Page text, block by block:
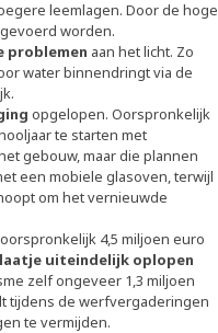
leemlagen. Door de hoge
worden.
problemen aan het licht. Zo
water binnendringt via de
opgelopen. Oorspronkelijk
te starten met
gebouw, maar die plannen
een mobiele glasoven, terwijl
om het vernieuwde
4,5 miljoen euro
uiteindelijk oplopen
zelf ongeveer 1,3 miljoen
tijdens de werfvergaderingen
te vermijden.